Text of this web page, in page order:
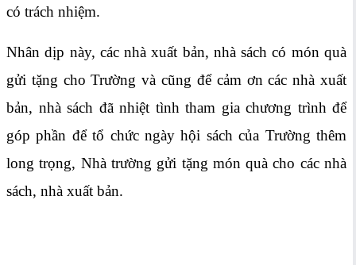
có trách nhiệm.
Nhân dịp này, các nhà xuất bản, nhà sách có món quà
gửi tặng cho Trường và cũng để cảm ơn các nhà xuất
bản, nhà sách đã nhiệt tình tham gia chương trình để
góp phần để tổ chức ngày hội sách của Trường thêm
long trọng, Nhà trường gửi tặng món quà cho các nhà
sách, nhà xuất bản.